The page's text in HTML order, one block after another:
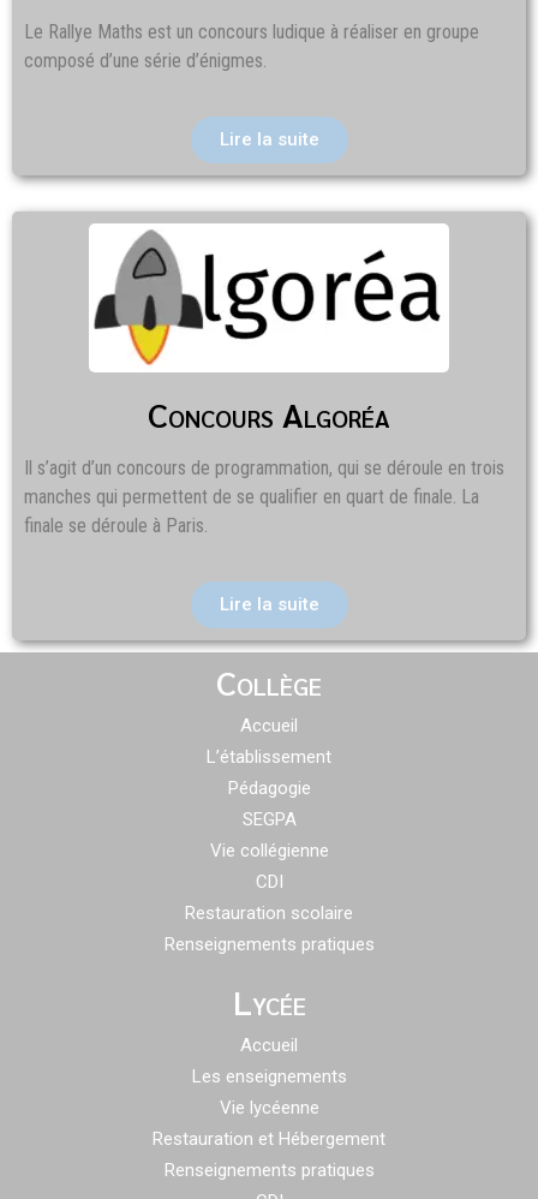
Le Rallye Maths est un concours ludique à réaliser en groupe
composé d’une série d’énigmes.
Lire la suite
Concours Algoréa
Il s’agit d’un concours de programmation, qui se déroule en trois
manches qui permettent de se qualifier en quart de finale. La
finale se déroule à Paris.
Lire la suite
Collège
Accueil
L’établissement
Pédagogie
SEGPA
Vie collégienne
CDI
Restauration scolaire
Renseignements pratiques
Lycée
Accueil
Les enseignements
Vie lycéenne
Restauration et Hébergement
Renseignements pratiques